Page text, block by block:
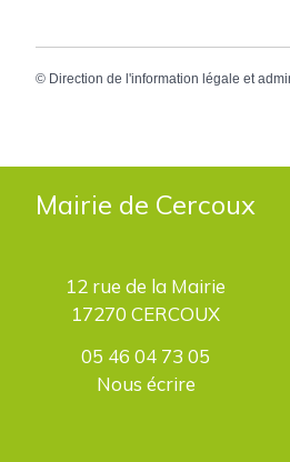
© Direction de l'information légale et
Mairie de Cercoux
12 rue de la Mairie
17270 CERCOUX
05 46 04 73 05
Nous écrire